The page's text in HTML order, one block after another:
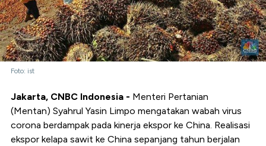
Foto: ist
Jakarta, CNBC Indonesia - Menteri Pertanian
(Mentan) Syahrul Yasin Limpo mengatakan wabah virus
corona berdampak pada kinerja ekspor ke China. Realisasi
ekspor kelapa sawit ke China sepanjang tahun berjalan